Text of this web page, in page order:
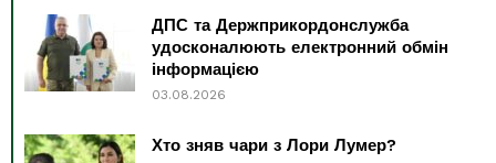
ДПС та Держприкордонслужба
удосконалюють електронний обмін
інформацією
03.08.2026
Хто зняв чари з Лори Лумер?